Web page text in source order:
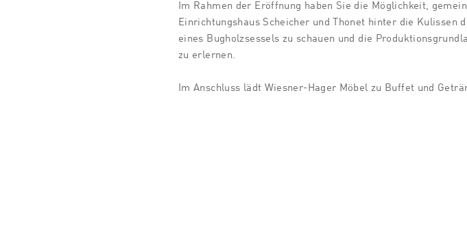
Im Rahmen der Eröffnung haben Sie die Möglichkeit,
Einrichtungshaus Scheicher und Thonet hinter die Kulissen
eines Bugholzsessels zu schauen und die
zu erlernen.
Im Anschluss lädt Wiesner-Hager Möbel zu Buffet und